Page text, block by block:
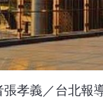
孝義／台北報